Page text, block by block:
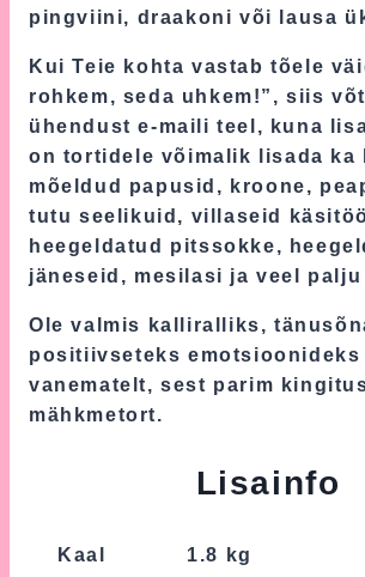
pingviini, draakoni või lausa
Kui Teie kohta vastab tõele
rohkem, seda uhkem!”, siis
ühendust e-maili teel, kuna
on tortidele võimalik lisada ka
mõeldud papusid, kroone,
tutu seelikuid, villaseid
heegeldatud pitssokke,
jäneseid, mesilasi ja veel palju
Ole valmis kalliralliks,
positiivseteks emotsioonideks
vanematelt, sest parim
mähkmetort.
Lisainfo
Kaal
1.8 kg